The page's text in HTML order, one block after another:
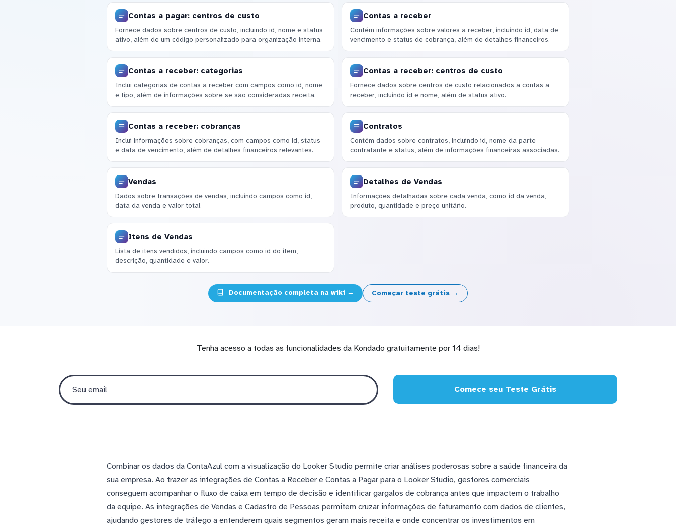
Contas a pagar: centros de custo
Fornece dados sobre centros de custo, incluindo id, nome e status
ativo, além de um código personalizado para organização interna.
Contas a receber
Contém informações sobre valores a receber, incluindo id, data de
vencimento e status de cobrança, além de detalhes financeiros.
Contas a receber: categorias
Inclui categorias de contas a receber com campos como id, nome
e tipo, além de informações sobre se são consideradas receita.
Contas a receber: centros de custo
Fornece dados sobre centros de custo relacionados a contas a
receber, incluindo id e nome, além de status ativo.
Contas a receber: cobranças
Inclui informações sobre cobranças, com campos como id, status
e data de vencimento, além de detalhes financeiros relevantes.
Contratos
Contém dados sobre contratos, incluindo id, nome da parte
contratante e status, além de informações financeiras associadas.
Vendas
Dados sobre transações de vendas, incluindo campos como id,
data da venda e valor total.
Detalhes de Vendas
Informações detalhadas sobre cada venda, como id da venda,
produto, quantidade e preço unitário.
Itens de Vendas
Lista de itens vendidos, incluindo campos como id do item,
descrição, quantidade e valor.
Documentação completa na wiki → Começar teste grátis →
Tenha acesso a todas as funcionalidades da Kondado gratuitamente por 14 dias!
Comece seu Teste Grátis
Combinar os dados da ContaAzul com a visualização do Looker Studio permite criar análises poderosas sobre a saúde financeira da
sua empresa. Ao trazer as integrações de Contas a Receber e Contas a Pagar para o Looker Studio, gestores comerciais
conseguem acompanhar o fluxo de caixa em tempo de decisão e identificar gargalos de cobrança antes que impactem o trabalho
da equipe. As integrações de Vendas e Cadastro de Pessoas permitem cruzar informações de faturamento com dados de clientes,
ajudando gestores de tráfego a entenderem quais segmentos geram mais receita e onde concentrar os investimentos em